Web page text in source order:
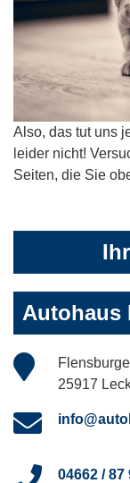
Also, das tut uns
leider nicht!
Seiten, die Sie
Autohaus
25917
04662 / 87